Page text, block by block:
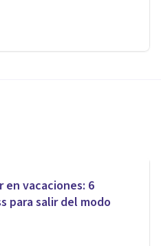
vacaciones: 6
para salir del modo